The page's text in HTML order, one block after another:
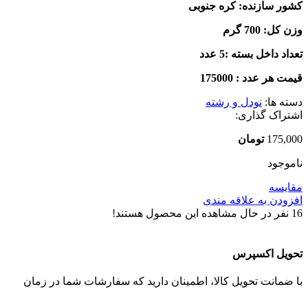
کشور سازنده: کره جنوبی
وزن کل: 700 گرم
تعداد داخل بسته :5 عدد
قیمت هر عدد : 175000
دسته ها: نودل و رشته
اشتراک گذاری:
175,000 تومان
ناموجود
مقایسه
افزودن به علاقه مندی
16 نفر در حال مشاهده این محصول هستند!
تحویل اکسپرس
با ضمانت تحویل کالا، اطمینان دارید که سفارشات شما در زمان